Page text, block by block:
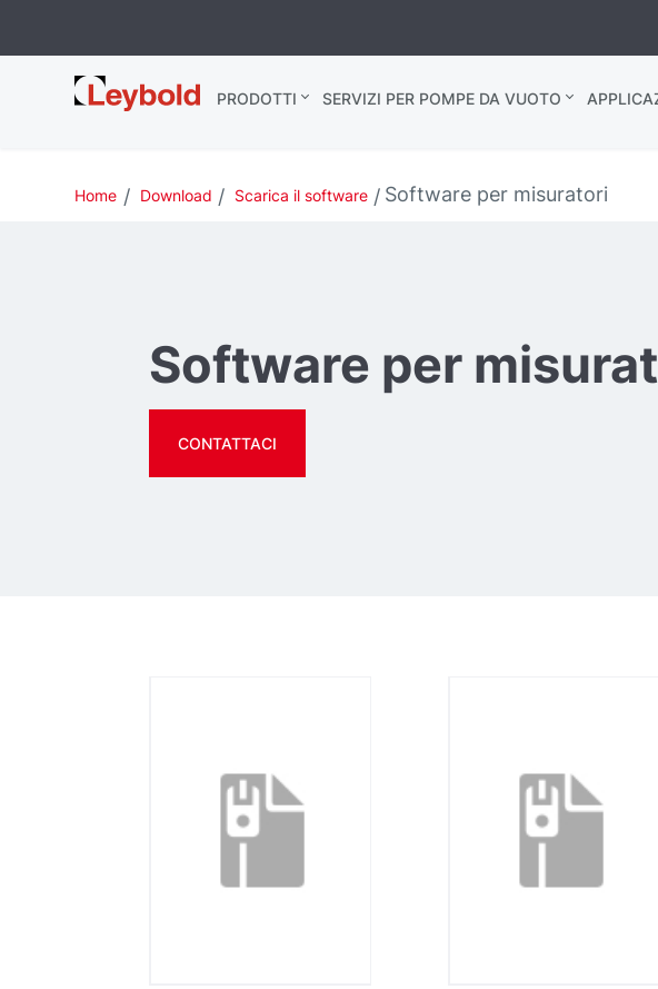
Leybold Italia PRODOTTI SERVIZI PER POMPE DA VUOTO
Home Download Scarica il software Software per misuratori
Software per
CONTATTACI